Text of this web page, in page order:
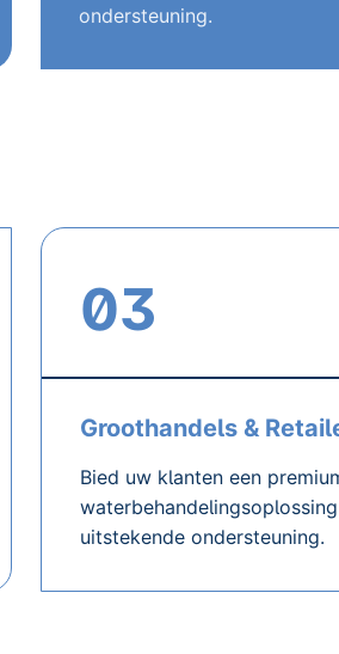
ondersteuning.
03
Groothandels &
Bied uw klanten een
uitstekende ondersteuning.